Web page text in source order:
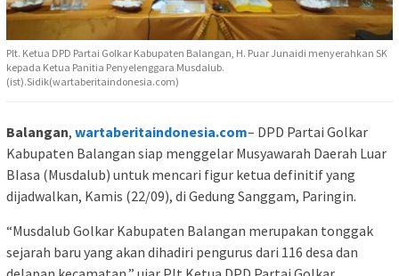
Plt. Ketua DPD Partai Golkar Kabupaten Balangan, H. Puar Junaidi menyerahkan SK
kepada Ketua Panitia Penyelenggara Musdalub.
(ist).Sidik(wartaberitaindonesia.com)
Balangan, wartaberitaindonesia.com– DPD Partai Golkar
Kabupaten Balangan siap menggelar Musyawarah Daerah Luar
BIasa (Musdalub) untuk mencari figur ketua definitif yang
dijadwalkan, Kamis (22/09), di Gedung Sanggam, Paringin.
“Musdalub Golkar Kabupaten Balangan merupakan tonggak
sejarah baru yang akan dihadiri pengurus dari 116 desa dan